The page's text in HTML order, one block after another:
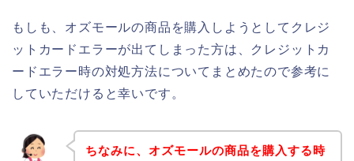
もしも、オズモールの商品を購入しようとしてクレジ
ットカードエラーが出てしまった方は、クレジットカ
ードエラー時の対処方法についてまとめたので参考に
していただけると幸いです。
ちなみに、オズモールの商品を購入する時